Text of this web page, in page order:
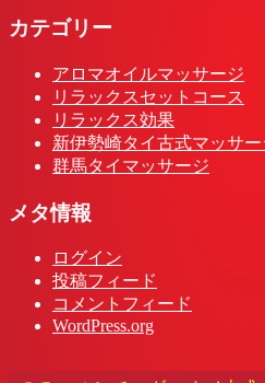
カテゴリー
アロマオイルマッサージ
リラックスセットコース
リラックス効果
新伊勢崎タイ古式マッサー
群馬タイマッサージ
メタ情報
ログイン
投稿フィード
コメントフィード
WordPress.org